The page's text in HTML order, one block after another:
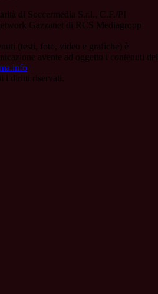
di Soccermedia S.r.l., C.F./PI
Gazzanet di RCS Mediagroup
(testi, foto, video e grafiche) è
avente ad oggetto i contenuti del
i diritti riservati.